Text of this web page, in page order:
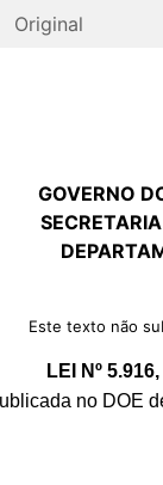
Original
GOVERNO
Este texto não
LEI Nº
no DOE